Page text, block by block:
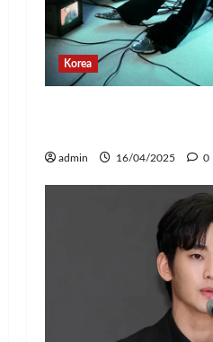
Korea
admin 16/04/2025 0